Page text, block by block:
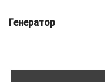
Генератор